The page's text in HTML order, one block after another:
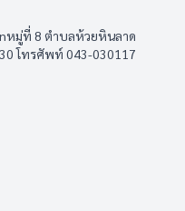
หมู่ที่ 8 ตำบลห้วยหินลาด
โทรศัพท์ 043-030117